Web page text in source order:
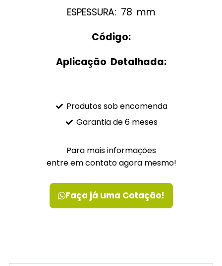
ESPESSURA: 78 mm
Código:
Aplicação Detalhada:
Produtos sob encomenda
Garantia de 6 meses
Para mais informações
entre em contato agora mesmo!
Faça já uma Cotação!